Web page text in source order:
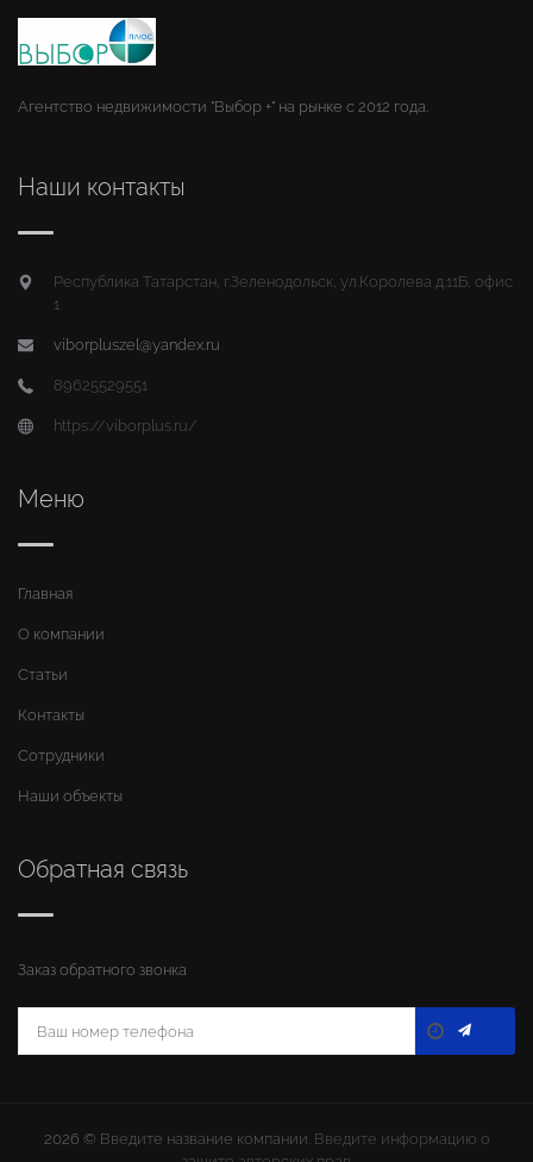
Агентство недвижимости "Выбор +" на рынке с 2012 года.
Наши контакты
Республика Татарстан, г.Зеленодольск, ул.Королева д.11Б, офис
1
viborpluszel@yandex.ru
89625529551
https://viborplus.ru/
Меню
Главная
О компании
Статьи
Контакты
Сотрудники
Наши объекты
Обратная связь
Заказ обратного звонка
2026 © Введите название компании. Введите информацию о